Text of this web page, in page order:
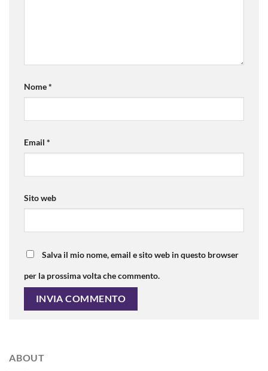
Nome*
Email *
Sito web
Salva il mio nome, email e sito web in questo browser
per la prossima volta che commento.
ABOUT